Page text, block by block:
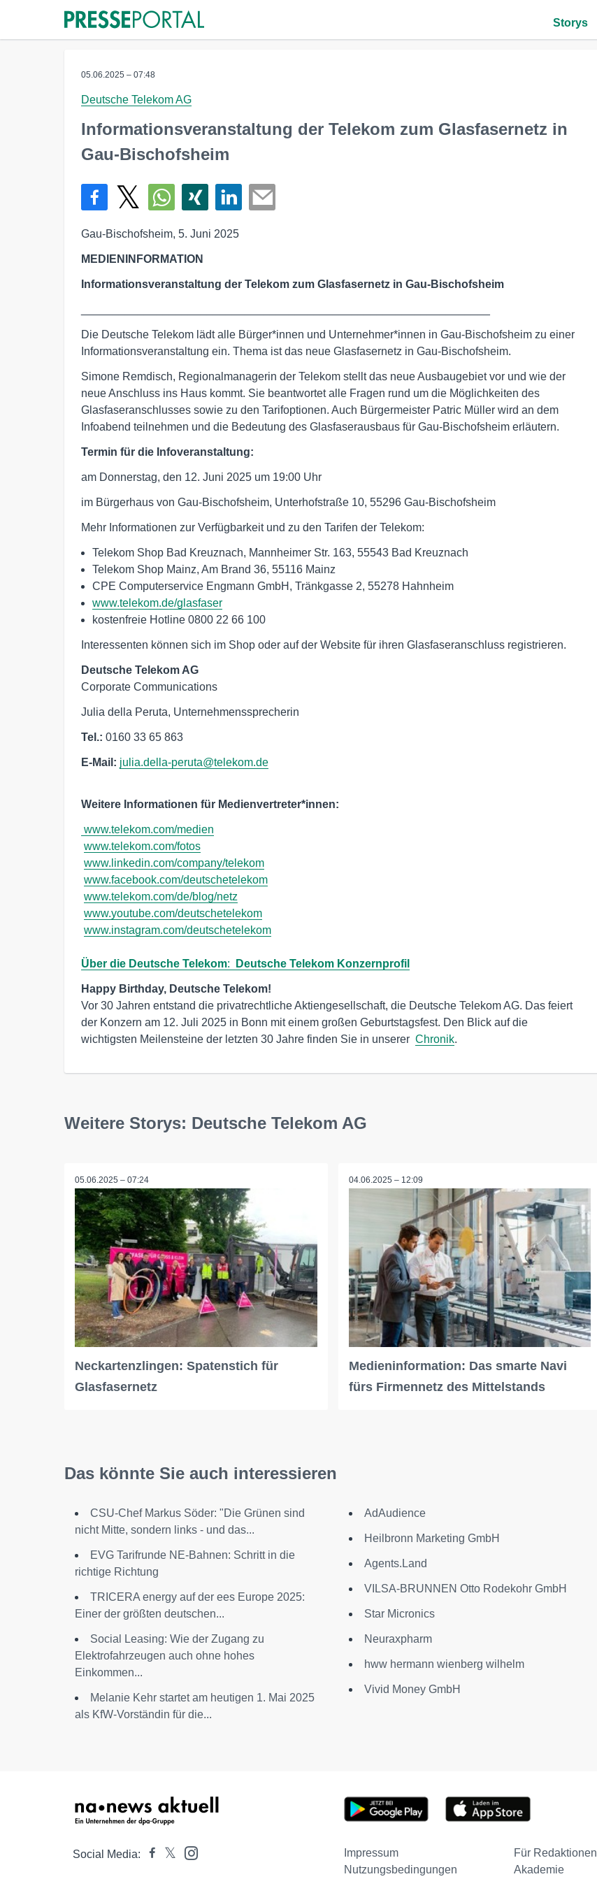
Storys
05.06.2025 – 07:48
Deutsche Telekom AG
Informationsveranstaltung der Telekom zum Glasfasernetz in
Gau-Bischofsheim
Gau-Bischofsheim, 5. Juni 2025
MEDIENINFORMATION
Informationsveranstaltung der Telekom zum Glasfasernetz in Gau-Bischofsheim
Die Deutsche Telekom lädt alle Bürger*innen und Unternehmer*innen in Gau-Bischofsheim zu einer
Informationsveranstaltung ein. Thema ist das neue Glasfasernetz in Gau-Bischofsheim.
Simone Remdisch, Regionalmanagerin der Telekom stellt das neue Ausbaugebiet vor und wie der
neue Anschluss ins Haus kommt. Sie beantwortet alle Fragen rund um die Möglichkeiten des
Glasfaseranschlusses sowie zu den Tarifoptionen. Auch Bürgermeister Patric Müller wird an dem
Infoabend teilnehmen und die Bedeutung des Glasfaserausbaus für Gau-Bischofsheim erläutern.
Termin für die Infoveranstaltung:
am Donnerstag, den 12. Juni 2025 um 19:00 Uhr
im Bürgerhaus von Gau-Bischofsheim, Unterhofstraße 10, 55296 Gau-Bischofsheim
Mehr Informationen zur Verfügbarkeit und zu den Tarifen der Telekom:
Telekom Shop Bad Kreuznach, Mannheimer Str. 163, 55543 Bad Kreuznach
Telekom Shop Mainz, Am Brand 36, 55116 Mainz
CPE Computerservice Engmann GmbH, Tränkgasse 2, 55278 Hahnheim
www.telekom.de/glasfaser
kostenfreie Hotline 0800 22 66 100
Interessenten können sich im Shop oder auf der Website für ihren Glasfaseranschluss registrieren.
Deutsche Telekom AG
Corporate Communications
Julia della Peruta, Unternehmenssprecherin
Tel.: 0160 33 65 863
E-Mail: julia.della-peruta@telekom.de
Weitere Informationen für Medienvertreter*innen:
www.telekom.com/medien
www.telekom.com/fotos
www.linkedin.com/company/telekom
www.facebook.com/deutschetelekom
www.telekom.com/de/blog/netz
www.youtube.com/deutschetelekom
www.instagram.com/deutschetelekom
Über die Deutsche Telekom: Deutsche Telekom Konzernprofil
Vor 30 Jahren entstand die privatrechtliche Aktiengesellschaft, die Deutsche Telekom AG. Das feiert
der Konzern am 12. Juli 2025 in Bonn mit einem großen Geburtstagsfest. Den Blick auf die
wichtigsten Meilensteine der letzten 30 Jahre finden Sie in unserer Chronik.
Weitere Storys: Deutsche Telekom AG
05.06.2025 – 07:24
Neckartenzlingen: Spatenstich für
Glasfasernetz
04.06.2025 – 12:09
Medieninformation: Das smarte Navi
fürs Firmennetz des Mittelstands
Das könnte Sie auch interessieren
CSU-Chef Markus Söder: "Die Grünen sind
nicht Mitte, sondern links - und das...
EVG Tarifrunde NE-Bahnen: Schritt in die
richtige Richtung
TRICERA energy auf der ees Europe 2025:
Einer der größten deutschen...
Social Leasing: Wie der Zugang zu
Elektrofahrzeugen auch ohne hohes
Einkommen...
Melanie Kehr startet am heutigen 1. Mai 2025
als KfW-Vorständin für die...
AdAudience
Heilbronn Marketing GmbH
Agents.Land
VILSA-BRUNNEN Otto Rodekohr GmbH
Star Micronics
Neuraxpharm
hww hermann wienberg wilhelm
Vivid Money GmbH
Social Media: Impressum Für Redaktionen
Nutzungsbedingungen
Akademie